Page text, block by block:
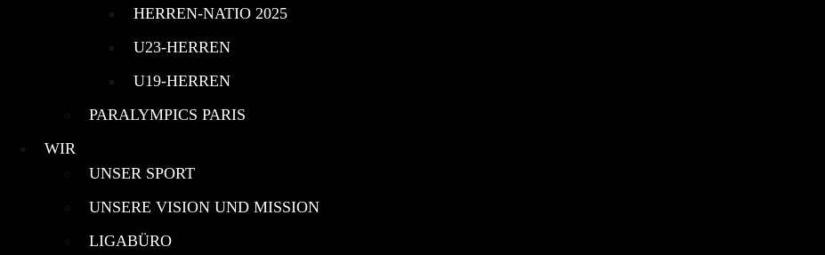
HERREN-NATIO 2025
U23-HERREN
U19-HERREN
PARALYMPICS PARIS
WIR
UNSER SPORT
UNSERE VISION UND MISSION
LIGABÜRO